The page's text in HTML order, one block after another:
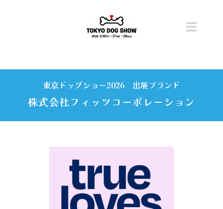
開催概要
ニュース
コンテンツ
東京ドッグショー2026 出展ブランド
株式会社フィッツコーポレーション